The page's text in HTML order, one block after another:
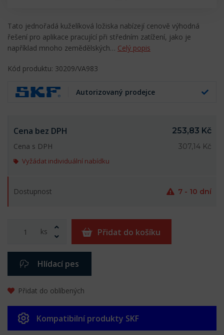
Tato jednořadá kuželíková ložiska nabízejí cenově výhodná
řešení pro aplikace pracující při středním zatížení, jako je
například mnoho zemědělských… Celý popis
Kód produktu: 30209/VA983
Autorizovaný prodejce
Cena bez DPH
253,83 Kč
Cena s DPH
307,14 Kč
Vyžádat individuální nabídku
Dostupnost 7 - 10 dní
ks Přidat do košíku
Hlídací pes
Přidat do oblíbených
Kompatibilní produkty SKF